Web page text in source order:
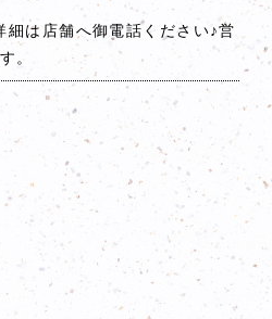
細は店舗へ御電話ください♪営
。